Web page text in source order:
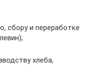
сбору и переработке
хлеба,